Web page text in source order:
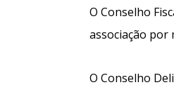
O Conselho
associação por
O Conselho